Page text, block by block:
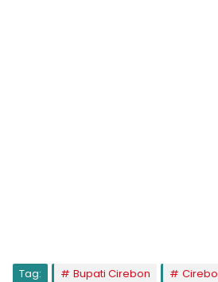
Tag: Bupati Cirebon